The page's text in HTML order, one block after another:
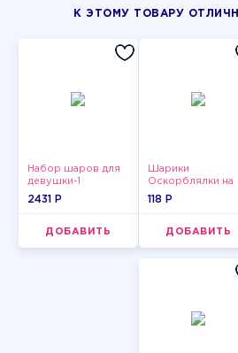
К ЭТОМУ ТОВАРУ
Набор шаров для
девушки-1
2431 P
ДОБАВИТЬ
Шарики
Оскорблялки на
день рождения
118 P
ДОБАВИТЬ